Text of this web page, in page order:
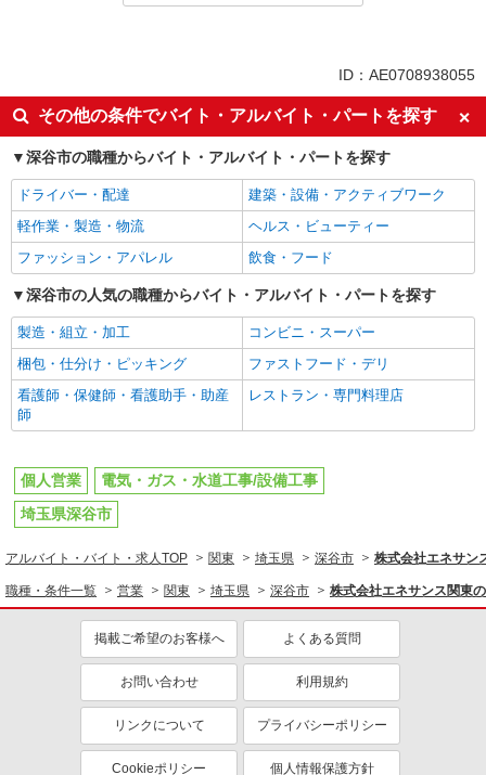
ID：AE0708938055
その他の条件でバイト・アルバイト・パートを探す
深谷市の職種からバイト・アルバイト・パートを探す
ドライバー・配達
建築・設備・アクティブワーク
軽作業・製造・物流
ヘルス・ビューティー
ファッション・アパレル
飲食・フード
深谷市の人気の職種からバイト・アルバイト・パートを探す
製造・組立・加工
コンビニ・スーパー
梱包・仕分け・ピッキング
ファストフード・デリ
看護師・保健師・看護助手・助産
師
レストラン・専門料理店
個人営業
電気・ガス・水道工事/設備工事
埼玉県深谷市
アルバイト・バイト・求人TOP 関東 埼玉県 深谷市 株式会社エネサン
職種・条件一覧 営業 関東 埼玉県 深谷市 株式会社エネサンス関東
掲載ご希望のお客様へ よくある質問
お問い合わせ 利用規約
リンクについて プライバシーポリシー
Cookieポリシー 個人情報保護方針